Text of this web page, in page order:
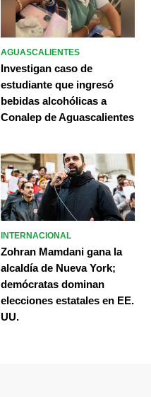
AGUASCALIENTES
Investigan caso de
estudiante que ingresó
bebidas alcohólicas a
Conalep de Aguascalientes
INTERNACIONAL
Zohran Mamdani gana la
alcaldía de Nueva York;
demócratas dominan
elecciones estatales en EE.
UU.